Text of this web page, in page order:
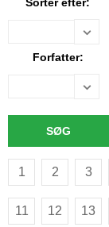
Forfatter:
1 2 3
11 12 13